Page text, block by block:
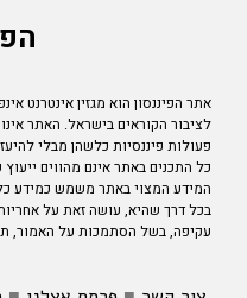
אתר הפיננסון הוא מגזין אינטרנט
לציבור הקוראים בישראל. האתר
פעולות פיננסיות כלשהן מבלי
כל התכנים באתר אינם מהווים
המידע המצוי באתר משמש כמידע
בכל דרך שהיא, עושה זאת על
עקיפה, בשל הסתמכות על האמור,